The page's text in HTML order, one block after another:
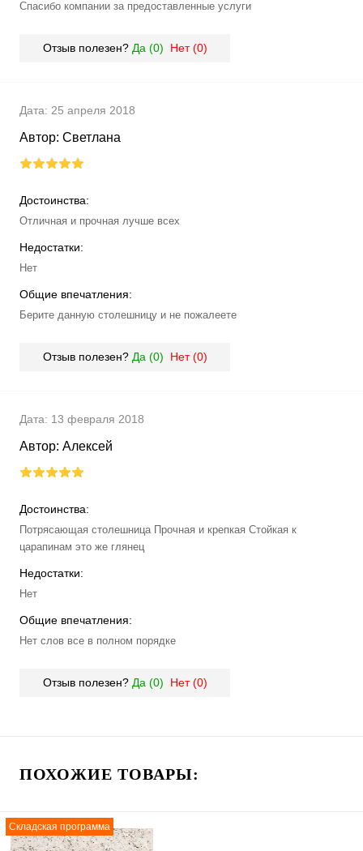
Спасибо компании за предоставленные услуги
Отзыв полезен? Да (0) Нет (0)
Дата: 25 апреля 2018
Автор: Светлана
Достоинства:
Отличная и прочная лучше всех
Недостатки:
Нет
Общие впечатления:
Берите данную столешницу и не пожалеете
Отзыв полезен? Да (0) Нет (0)
Дата: 13 февраля 2018
Автор: Алексей
Достоинства:
Потрясающая столешница Прочная и крепкая Стойкая к
царапинам это же глянец
Недостатки:
Нет
Общие впечатления:
Нет слов все в полном порядке
Отзыв полезен? Да (0) Нет (0)
ПОХОЖИЕ ТОВАРЫ:
Складская программа